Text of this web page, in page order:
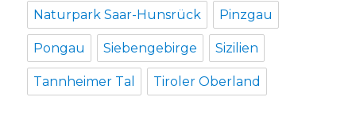
Naturpark Saar-Hunsrück Pinzgau
Pongau Siebengebirge Sizilien
Tannheimer Tal Tiroler Oberland